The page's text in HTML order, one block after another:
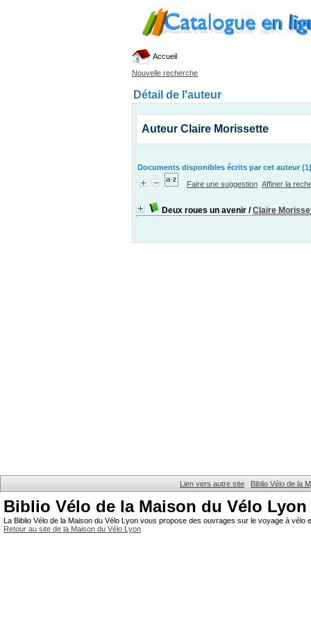
Accueil
Nouvelle recherche
Détail de l'auteur
Auteur Claire Morissette
Documents disponibles écrits par cet auteur (1)
Faire une suggestion Affiner la
Deux roues un avenir /Claire
Lien vers autre site Biblio Vélo de la
Biblio Vélo de la Maison du Vélo Lyon
La Biblio Vélo de la Maison du Vélo Lyon vous propose des ouvrages sur le voyage à
Retour au site de la Maison du Vélo Lyon